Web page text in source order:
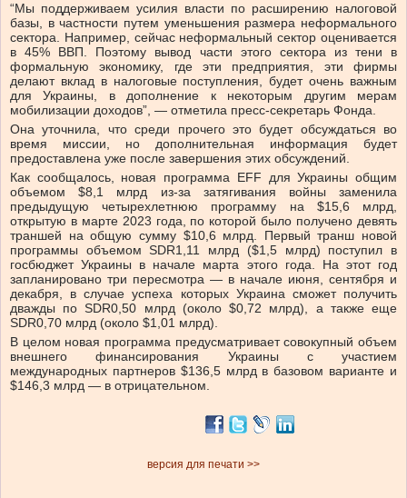
“Мы поддерживаем усилия власти по расширению налоговой
базы, в частности путем уменьшения размера неформального
сектора. Например, сейчас неформальный сектор оценивается
в 45% ВВП. Поэтому вывод части этого сектора из тени в
формальную экономику, где эти предприятия, эти фирмы
делают вклад в налоговые поступления, будет очень важным
для Украины, в дополнение к некоторым другим мерам
мобилизации доходов”, — отметила пресс-секретарь Фонда.
Она уточнила, что среди прочего это будет обсуждаться во
время миссии, но дополнительная информация будет
предоставлена уже после завершения этих обсуждений.
Как сообщалось, новая программа EFF для Украины общим
объемом $8,1 млрд из-за затягивания войны заменила
предыдущую четырехлетнюю программу на $15,6 млрд,
открытую в марте 2023 года, по которой было получено девять
траншей на общую сумму $10,6 млрд. Первый транш новой
программы объемом SDR1,11 млрд ($1,5 млрд) поступил в
госбюджет Украины в начале марта этого года. На этот год
запланировано три пересмотра — в начале июня, сентября и
декабря, в случае успеха которых Украина сможет получить
дважды по SDR0,50 млрд (около $0,72 млрд), а также еще
SDR0,70 млрд (около $1,01 млрд).
В целом новая программа предусматривает совокупный объем
внешнего финансирования Украины с участием
международных партнеров $136,5 млрд в базовом варианте и
$146,3 млрд — в отрицательном.
версия для печати >>